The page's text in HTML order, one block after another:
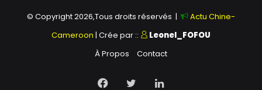
© Copyright 2026,Tous droits réservés |
Actu Chine-
Cameroon | Crée par ::
Leonel_FOFOU
À Propos
Contact
Facebook
TwitterLinkedin